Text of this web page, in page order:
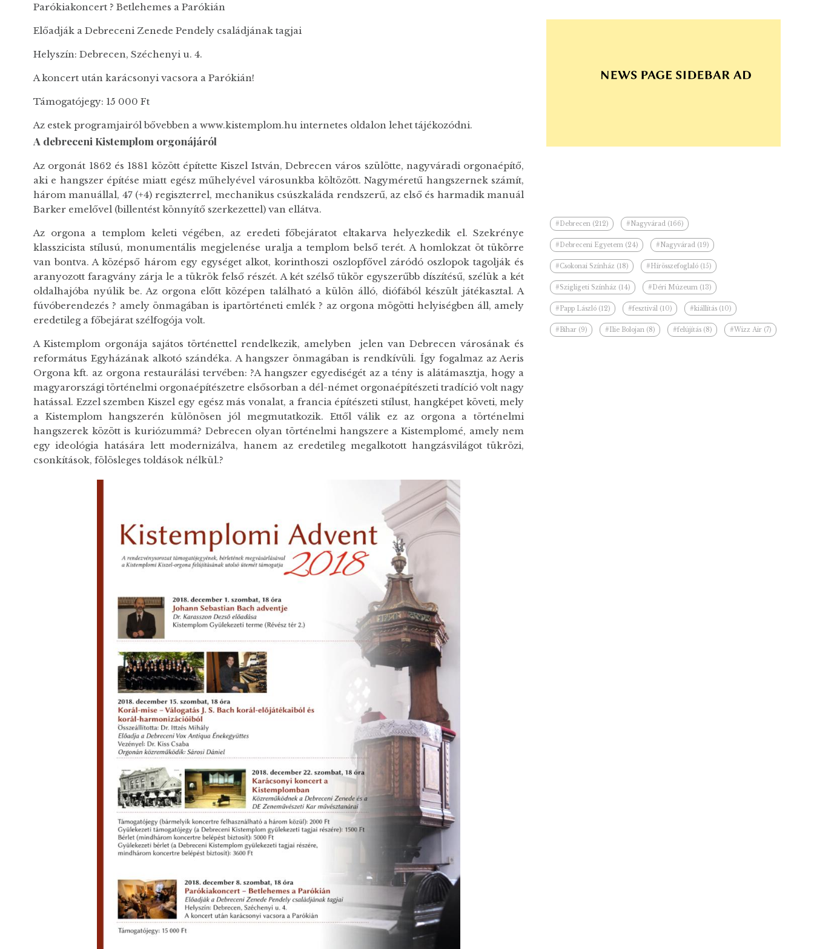
Parókiakoncert ? Betlehemes a Parókián
Előadják a Debreceni Zenede Pendely családjának tagjai
Helyszín: Debrecen, Széchenyi u. 4.
A koncert után karácsonyi vacsora a Parókián!
Támogatójegy: 15 000 Ft
Az estek programjairól bővebben a www.kistemplom.hu internetes oldalon lehet tájékozódni.
A debreceni Kistemplom orgonájáról
Az orgonát 1862 és 1881 között építette Kiszel István, Debrecen város szülötte, nagyváradi orgonaépítő,
aki e hangszer építése miatt egész műhelyével városunkba költözött. Nagyméretű hangszernek számít,
három manuállal, 47 (+4) regiszterrel, mechanikus csúszkaláda rendszerű, az első és harmadik manuál
Barker emelővel (billentést könnyítő szerkezettel) van ellátva.
Az orgona a templom keleti végében, az eredeti főbejáratot eltakarva helyezkedik el. Szekrénye
klasszicista stílusú, monumentális megjelenése uralja a templom belső terét. A homlokzat öt tükörre
van bontva. A középső három egy egységet alkot, korinthoszi oszlopfővel záródó oszlopok tagolják és
aranyozott faragvány zárja le a tükrök felső részét. A két szélső tükör egyszerűbb díszítésű, szélük a két
oldalhajóba nyúlik be. Az orgona előtt középen található a külön álló, diófából készült játékasztal. A
fúvóberendezés ? amely önmagában is ipartörténeti emlék ? az orgona mögötti helyiségben áll, amely
eredetileg a főbejárat szélfogója volt.
A Kistemplom orgonája sajátos történettel rendelkezik, amelyben jelen van Debrecen városának és
református Egyházának alkotó szándéka. A hangszer önmagában is rendkívüli. Így fogalmaz az Aeris
Orgona kft. az orgona restaurálási tervében: ?A hangszer egyediségét az a tény is alátámasztja, hogy a
magyarországi történelmi orgonaépítészetre elsősorban a dél-német orgonaépítészeti tradíció volt nagy
hatással. Ezzel szemben Kiszel egy egész más vonalat, a francia építészeti stílust, hangképet követi, mely
a Kistemplom hangszerén különösen jól megmutatkozik. Ettől válik ez az orgona a történelmi
hangszerek között is kuriózummá? Debrecen olyan történelmi hangszere a Kistemplomé, amely nem
egy ideológia hatására lett modernizálva, hanem az eredetileg megalkotott hangzásvilágot tükrözi,
csonkítások, fölösleges toldások nélkül.?
#Debrecen (212) #Nagyvárad (166)
#Debreceni Egyetem (24) #Nagyvárad (19)
#Csokonai Színház (18) #Hírösszefoglaló (15)
#Szigligeti Színház (14) #Déri Múzeum (13)
#Papp László (12) #fesztivál (10) #kiállítás (10)
#Bihar (9) #Ilie Bolojan (8) #felújítás (8) #Wizz Air (7)